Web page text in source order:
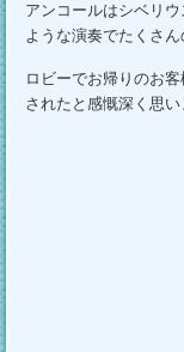
アンコールはシベリ
ような演奏でたくさん
ロビーでお帰りのお
されたと感慨深く思い